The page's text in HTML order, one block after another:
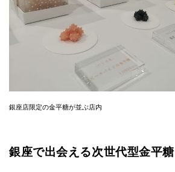
銀座店限定の金平糖が並ぶ店内
銀座で出会える次世代型金平糖